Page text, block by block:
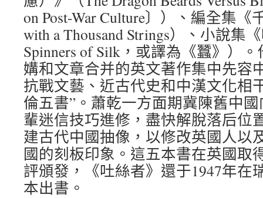
on Post-War Culture〕）、編全集《
with a Thousand Strings）、小說集
Spinners of Silk，或譯為《蠶》）
媾和文章合并的英文著作集中先容
抗戰文藝、近古代史和中漢文化相
倫五書”。蕭乾一方面期冀陳舊中
輩迷信技巧進修，盡快解脫落后位
建古代中國抽像，以修改英國人以
國的刻板印象。這五本書在英國取
評頒發，《吐絲者》還于1947年在
本出書。